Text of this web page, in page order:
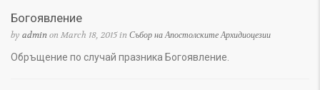
Богоявление
by adminon March 18, 2015 in Събор на Апостолските Архидиоцезии
Обръщение по случай празника Богоявление.